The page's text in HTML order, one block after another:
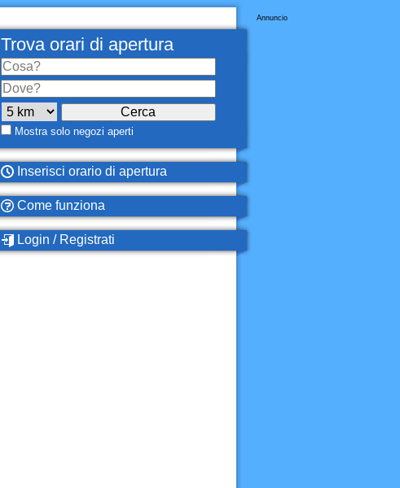
Annuncio
Trova orari di apertura
Mostra solo negozi aperti
Inserisci orario di apertura
Come funziona
Login / Registrati